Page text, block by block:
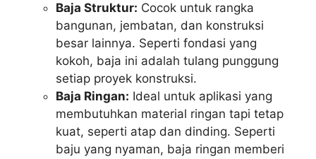
Baja Struktur: Cocok untuk rangka
bangunan, jembatan, dan konstruksi
besar lainnya. Seperti fondasi yang
kokoh, baja ini adalah tulang punggung
setiap proyek konstruksi.
Baja Ringan: Ideal untuk aplikasi yang
membutuhkan material ringan tapi tetap
kuat, seperti atap dan dinding. Seperti
baju yang nyaman, baja ringan memberi